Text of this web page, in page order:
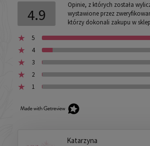
4.9
Opinie, z których została
wystawione przez
którzy dokonali zakupu w
5
4
3
2
1
Katarzyna